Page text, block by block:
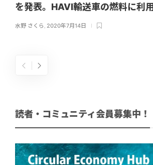
を発表。HAVI輸送車の燃料に利用
水野 さくら , 2020年7月14日
読者・コミュニティ会員募集中！